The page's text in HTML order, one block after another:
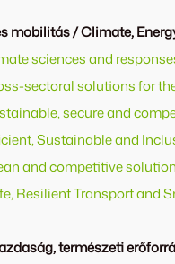
mobilitás / Climate,
sciences and
sectoral solutions for
secure and
Sustainable and
and competitive
Resilient Transport and
természeti